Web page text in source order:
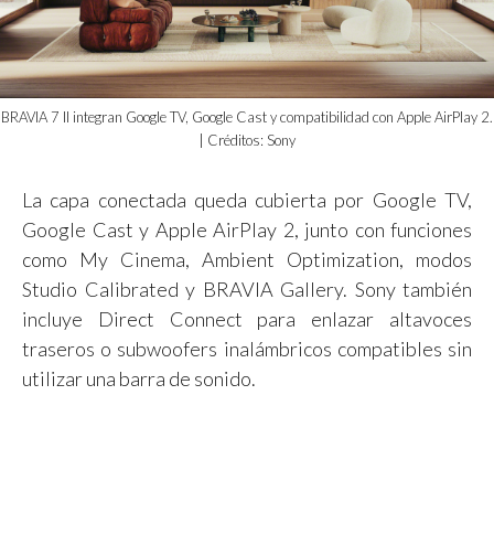
BRAVIA 7 II integran Google TV, Google Cast y compatibilidad con Apple AirPlay 2.
| Créditos: Sony
La capa conectada queda cubierta por Google TV,
Google Cast y Apple AirPlay 2, junto con funciones
como My Cinema, Ambient Optimization, modos
Studio Calibrated y BRAVIA Gallery. Sony también
incluye Direct Connect para enlazar altavoces
traseros o subwoofers inalámbricos compatibles sin
utilizar una barra de sonido.